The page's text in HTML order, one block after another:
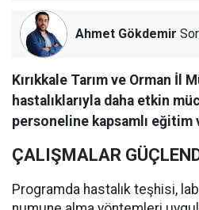
Ahmet Gökdemir
Kırıkkale Tarım ve Orman İl
hastalıklarıyla daha etkin
personeline kapsamlı eğitim
ÇALIŞMALAR
Programda hastalık teşhisi,